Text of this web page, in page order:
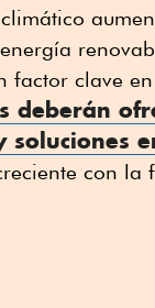
factor clave
deberán
soluciones
con